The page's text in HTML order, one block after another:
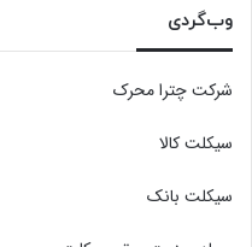
وب‌گردی
شرکت چترا محرک
سیکلت کالا
سیکلت بانک